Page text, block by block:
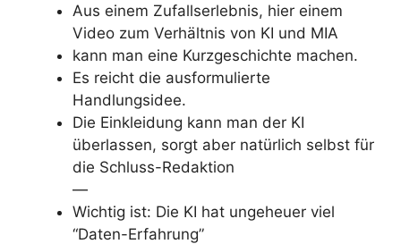
Aus einem Zufallserlebnis, hier einem
Video zum Verhältnis von KI und MIA
kann man eine Kurzgeschichte machen.
Es reicht die ausformulierte
Handlungsidee.
Die Einkleidung kann man der KI
überlassen, sorgt aber natürlich selbst für
die Schluss-Redaktion
—
Wichtig ist: Die KI hat ungeheuer viel
“Daten-Erfahrung”